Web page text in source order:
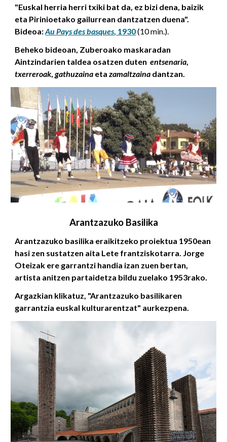
"Euskal herria herri txiki bat da, ez bizi dena, baizik
eta Pirinioetako gailurrean dantzatzen duena".
Bideoa:Au Pays des basques , 1930(10 min.).
Beheko bideoan, Zuberoako maskaradan
Aintzindarien taldea osatzen duten entsenaria
txerreroak,gathuzaina eta zamaltzaina dantzan.
Arantzazuko Basilika
Arantzazuko basilika eraikitzeko proiektua 1950ean
hasi zen sustatzen aita Lete frantziskotarra. Jorge
Oteizak ere garrantzi handia izan zuen bertan,
artista anitzen partaidetza bildu zuelako 1953rako.
Argazkian klikatuz, "Arantzazuko basilikaren
garrantzia euskal kulturarentzat" aurkezpena.